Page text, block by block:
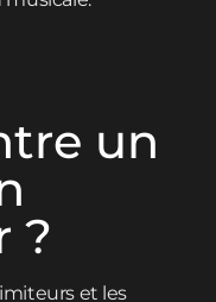
un
?
et les